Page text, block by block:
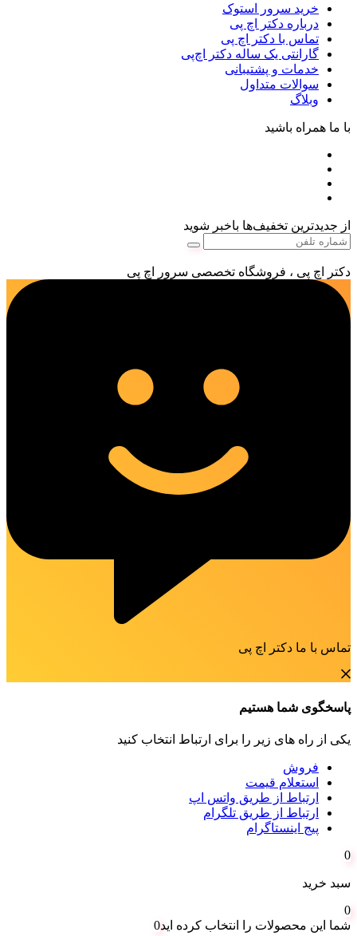
خرید سرور استوک
درباره دکتر اچ پی
تماس با دکتر اچ پی
گارانتی یک ساله دکتر اچ‌پی
خدمات و پشتیبانی
سوالات متداول
وبلاگ
با ما همراه باشید
از جدیدترین تخفیف‌ها باخبر شوید
دکتر اچ پی ، فروشگاه تخصصی سرور اچ پی
تماس با ما دکتر اچ پی
پاسخگوی شما هستیم
یکی از راه های زیر را برای ارتباط انتخاب کنید
فروش
استعلام قیمت
ارتباط از طریق واتس اپ
ارتباط از طریق تلگرام
پیج اینستاگرام
0
سبد خرید
0
شما این محصولات را انتخاب کرده اید0